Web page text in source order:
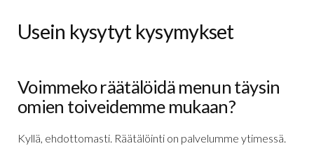
Usein kysytyt kysymykset
Voimmeko räätälöidä menun täysin
omien toiveidemme mukaan?
Kyllä, ehdottomasti. Räätälöinti on palvelumme ytimessä.